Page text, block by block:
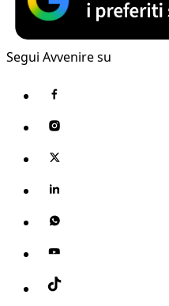
Segui Avvenire su